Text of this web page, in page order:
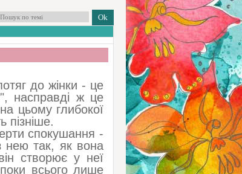
до жінки - це
насправді ж це
цьому глибокої
пізніше.
спокушання -
нею так, як вона
створює у неї
всього лише